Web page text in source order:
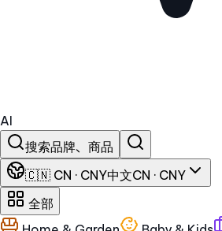
AI
搜索品牌、商品
🇨🇳 CN · CNY中文CN · CNY
全部